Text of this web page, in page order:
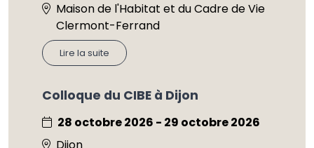
Maison de l'Habitat et du Cadre de Vie
Clermont-Ferrand
Lire la suite
Colloque du CIBE à Dijon
28 octobre 2026 - 29 octobre 2026